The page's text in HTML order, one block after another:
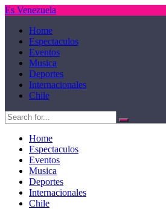
Es Venezuela
Home
Espectaculos
Eventos
Musica
Deportes
Internacionales
Chile
Home
Espectaculos
Eventos
Musica
Deportes
Internacionales
Chile